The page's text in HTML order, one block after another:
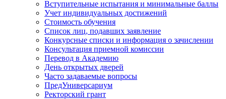
Вступительные испытания и минимальные баллы
Учет индивидуальных достижений
Стоимость обучения
Список лиц, подавших заявление
Конкурсные списки и информация о зачислении
Консультация приемной комиссии
Перевод в Академию
День открытых дверей
Часто задаваемые вопросы
ПредУниверсариум
Ректорский грант